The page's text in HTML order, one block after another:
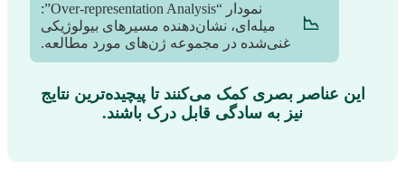
📉
نمودار “Over-representation Analysis”:
میله‌ای، نشان‌دهنده مسیرهای بیولوژیکی
غنی‌شده در مجموعه ژن‌های مورد مطالعه.
این عناصر بصری کمک می‌کنند تا پیچیده‌ترین نتایج
نیز به سادگی قابل درک باشند.